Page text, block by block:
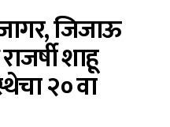
जिजाऊ
शाहू
२० वा